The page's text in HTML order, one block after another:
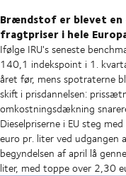
Brændstof er blevet
fragtpriser i hele
Ifølge IRU's seneste
140,1 indekspoint i 1.
året før, mens spotraterne
skift i prisdannelsen:
omkostningsdækning
Dieselpriserne i EU steg
euro pr. liter ved
begyndelsen af april lå
liter, med toppe over 2,30